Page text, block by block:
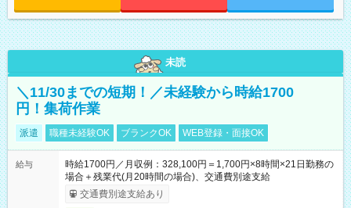
未読
＼11/30までの短期！／未経験から時給1700
円！集荷作業
派遣 職種未経験OK ブランクOK WEB登録・面接OK
給与
時給1700円／月収例：328,100円＝1,700円×8時間×21日勤務の
場合＋残業代(月20時間の場合)、交通費別途支給
交通費別途支給あり